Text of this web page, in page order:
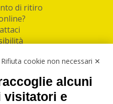
di ritiro
Rifiuta cookie non necessari ✕
alcuni
visitatori e